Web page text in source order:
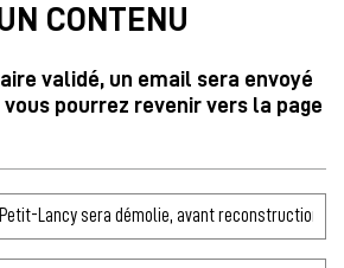
CONTENU
validé, un email sera envoyé
pourrez revenir vers la page